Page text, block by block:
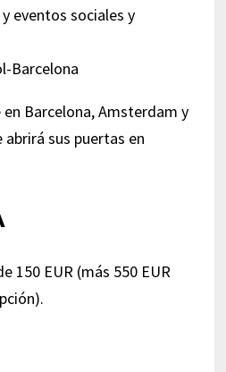
eventos sociales y
Barcelona, Amsterdam y
sus puertas en
150 EUR (más 550 EUR